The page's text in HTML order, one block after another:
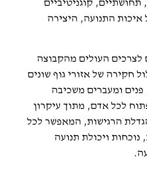
תחושתיים, קוגניטיביים
איכות התנועה, היצירה
לצרכים העולים מהקבוצה
חקירה של אזורי גוף שונים
פנים ומעברים משכיבה
לכל אדם, מתוך עיקרון
הרגישות, המאפשר לכל
ויכולת תנועה